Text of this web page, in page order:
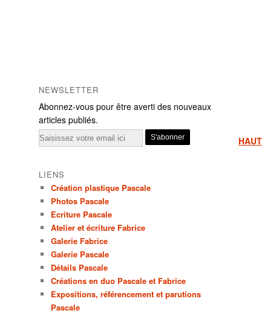
HAUT
NEWSLETTER
Abonnez-vous pour être averti des nouveaux
articles publiés.
Email
LIENS
Création plastique Pascale
Photos Pascale
Ecriture Pascale
Atelier et écriture Fabrice
Galerie Fabrice
Galerie Pascale
Détails Pascale
Créations en duo Pascale et Fabrice
Expositions, référencement et parutions
Pascale